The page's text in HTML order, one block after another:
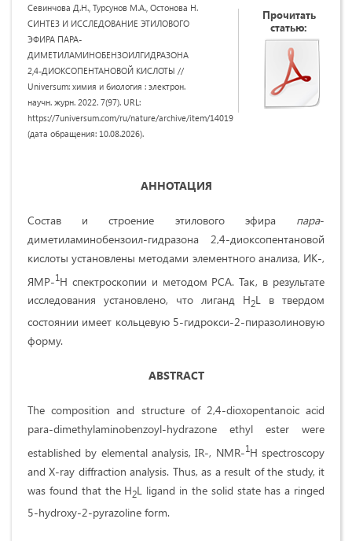
Севинчова Д.Н., Турсунов М.А., Остонова Н.
СИНТЕЗ И ИССЛЕДОВАНИЕ ЭТИЛОВОГО
ЭФИРА ПАРА-
ДИМЕТИЛАМИНОБЕНЗОИЛГИДРАЗОНА
2,4-ДИОКСОПЕНТАНОВОЙ КИСЛОТЫ //
Universum: химия и биология : электрон.
научн. журн. 2022. 7(97). URL:
https://7universum.com/ru/nature/archive/item/14019
(дата обращения: 10.08.2026).
Прочитать
статью:
АННОТАЦИЯ
Состав и строение этилового эфира пара-
диметиламинобензоил-гидразона 2,4-диоксопентановой
кислоты установлены методами элементного анализа, ИК-,
ЯМР-1Н спектроскопии и методом РСА. Так, в результате
исследования установлено, что лиганд H2L в твердом
состоянии имеет кольцевую 5-гидрокси-2-пиразолиновую
форму.
ABSTRACT
The composition and structure of 2,4-dioxopentanoic acid
para-dimethylaminobenzoyl-hydrazone ethyl ester were
established by elemental analysis, IR-, NMR-1Н spectroscopy
and X-ray diffraction analysis. Thus, as a result of the study, it
was found that the H2L ligand in the solid state has a ringed
5-hydroxy-2-pyrazoline form.